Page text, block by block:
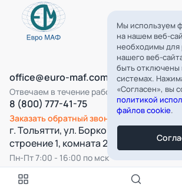
Все категории
office@euro-maf.com
Отвечаем в течение рабочего дня
8 (800) 777-41-75
Заказать обратный звонок
г. Тольятти, ул. Борковская, д. 16,
строение 1, комната 22
Пн-Пт 7:00 - 16:00 по мск
Мы используем
на нашем веб-
необходимы для
нашего веб-
быть отключены
системах.
«Согласен», вы
политикой
файлов cookie.